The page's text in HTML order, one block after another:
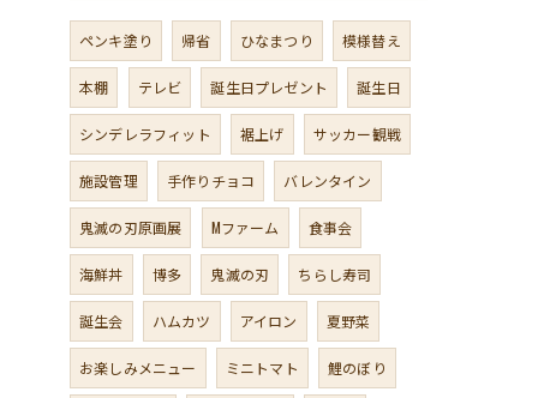
ペンキ塗り 帰省 ひなまつり 模様替え
本棚 テレビ 誕生日プレゼント 誕生日
シンデレラフィット 裾上げ サッカー観戦
施設管理 手作りチョコ バレンタイン
鬼滅の刃原画展 Mファーム 食事会
海鮮丼 博多 鬼滅の刃 ちらし寿司
誕生会 ハムカツ アイロン 夏野菜
お楽しみメニュー ミニトマト 鯉のぼり